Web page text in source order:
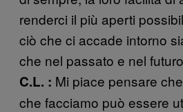
renderci il più aperti
ciò che ci accade intorno
che nel passato e nel
C.L. : Mi piace pensare
che facciamo può essere